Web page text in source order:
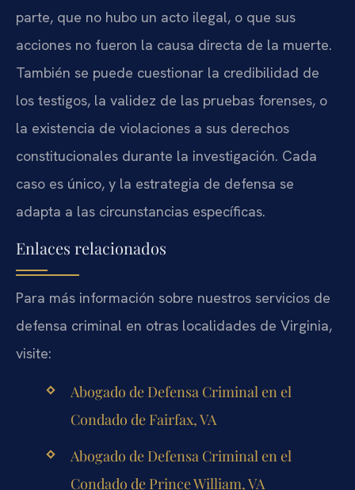
parte, que no hubo un acto ilegal, o que sus
acciones no fueron la causa directa de la muerte.
También se puede cuestionar la credibilidad de
los testigos, la validez de las pruebas forenses, o
la existencia de violaciones a sus derechos
constitucionales durante la investigación. Cada
caso es único, y la estrategia de defensa se
adapta a las circunstancias específicas.
Enlaces relacionados
Para más información sobre nuestros servicios de
defensa criminal en otras localidades de Virginia,
visite:
Abogado de Defensa Criminal en el
Condado de Fairfax, VA
Abogado de Defensa Criminal en el
Condado de Prince William, VA